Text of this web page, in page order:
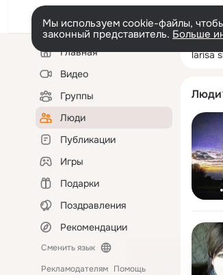
Мы используем cookie-файлы,
законный представитель. Больше
Левая
колонкаГлавная
Видео
Группы
Люди
Публикации
Игры
Подарки
Поздравления
Рекомендации
Сменить язык
Рекламодателям Помощь
Люди